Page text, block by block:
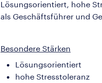
Lösungsorientiert, hohe
als Geschäftsführer und
Besondere Stärken
Lösungsorientiert
hohe Stresstoleranz